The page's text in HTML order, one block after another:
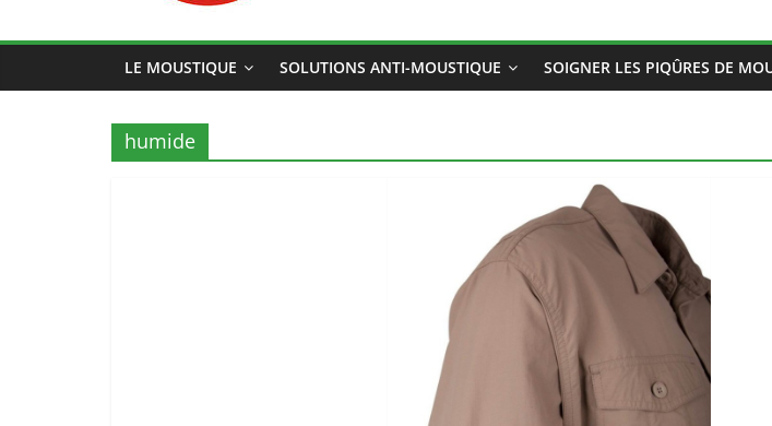
LE MOUSTIQUE SOLUTIONS ANTI-MOUSTIQUE SOIGNER LES PIQÛRES DE
humide